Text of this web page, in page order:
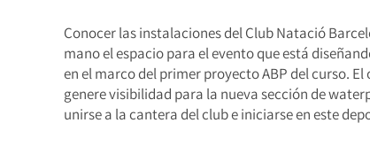
Conocer las instalaciones del Club Natació
mano el espacio para el evento que está
en el marco del primer proyecto ABP del curso.
genere visibilidad para la nueva sección de
unirse a la cantera del club e iniciarse en este